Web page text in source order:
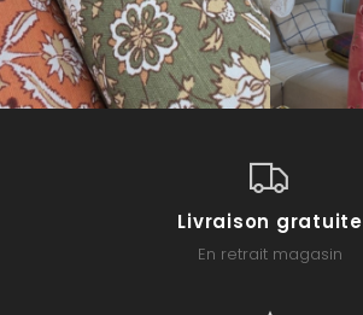
Livraison gratuite
En retrait magasin